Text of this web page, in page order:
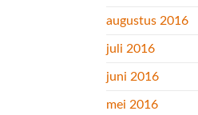
augustus 2016
juli 2016
juni 2016
mei 2016